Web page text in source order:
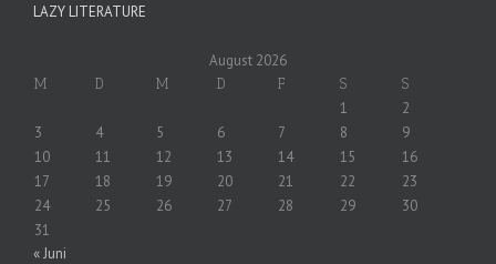
LAZY LITERATURE
August 2026
M D M D F S S
1
2
3
4 5 6 7 8
9
10
11 12 13 14 15
16
17
18 19 20 21 22
23
24
25 26 27 28 29
30
31
« Juni